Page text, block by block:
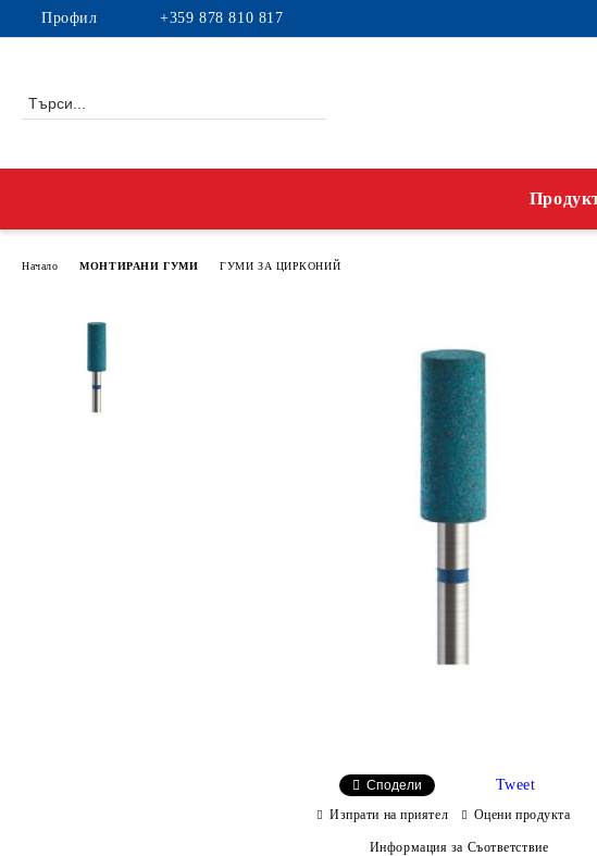
Профил +359 878 810 817
Начало МОНТИРАНИ ГУМИ ГУМИ ЗА ЦИРКОНИЙ
Сподели Tweet
Изпрати на приятел Оцени продукта
Информация за Съответствие